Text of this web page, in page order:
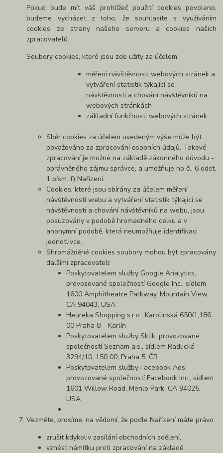
Pokud bude mít váš prohlížeč použití cookies povoleno,
budeme vycházet z toho, že souhlasíte s využíváním
cookies ze strany našeho serveru a cookies našich
zpracovatelů.
Soubory cookies, které jsou zde užity za účelem:
měření návštěvnosti webových stránek a
vytváření statistik týkající se
návštěvnosti a chování návštěvníků na
webových stránkách
základní funkčnosti webových stránek
Sběr cookies za účelem uvedeným výše může být
považováno za zpracování osobních údajů. Takové
zpracování je možné na základě zákonného důvodu -
oprávněného zájmu správce, a umožňuje ho čl. 6 odst.
1 písm. f) Nařízení.
Cookies, které jsou sbírány za účelem měření
návštěvnosti webu a vytváření statistik týkající se
návštěvnosti a chování návštěvníků na webu, jsou
posuzovány v podobě hromadného celku a v
anonymní podobě, která neumožňuje identifikaci
jednotlivce.
Shromážděné cookies soubory mohou být zpracovány
dalšími zpracovateli:
Poskytovatelem služby Google Analytics,
provozované společností Google Inc., sídlem
1600 Amphitheatre Parkway, Mountain View,
CA 94043, USA
Heureka Shopping s.r.o., Karolinská 650/1,186
00 Praha 8 – Karlín
Poskytovatelem služby Sklik, provozované
společností Seznam a.s., sídlem Radlická
3294/10, 150 00, Praha 5, ČR
Poskytovatelem služby Facebook Ads,
provozované společností Facebook Inc., sídlem
1601 Willow Road, Menlo Park, CA 94025,
USA
Vezměte, prosíme, na vědomí, že podle Nařízení máte právo:
zrušit kdykoliv zasílání obchodních sdělení,
vznést námitku proti zpracování na základě